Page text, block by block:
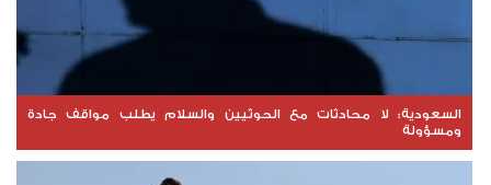
السعودية: لا محادثات مع الحوثيين والسلام يطلب مواقف جادة
ومسؤولة